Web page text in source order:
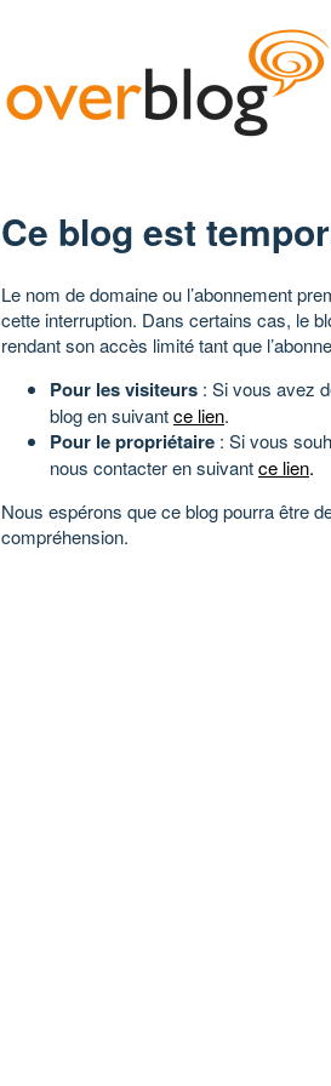
Ce blog est
Le nom de domaine ou l’abonnement
cette interruption. Dans certains cas, le
rendant son accès limité tant que
Pour les visiteurs : Si vous avez
blog en suivantce lien.
Pour le propriétaire : Si vous
nous contacter en suivantce lien.
Nous espérons que ce blog pourra être
compréhension.